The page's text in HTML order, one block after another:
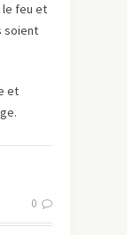
le feu et
soient
et
0